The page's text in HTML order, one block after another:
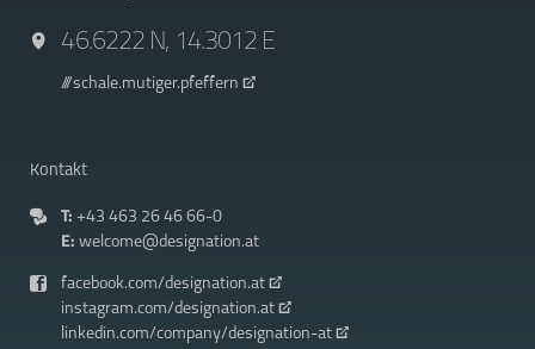
46.6222 N, 14.3012 E
///schale.mutiger.pfeffern
Kontakt
T: +43 463 26 46 66-0
E: welcome@designation.at
facebook.com/designation.at
instagram.com/designation.at
linkedin.com/company/designation-at